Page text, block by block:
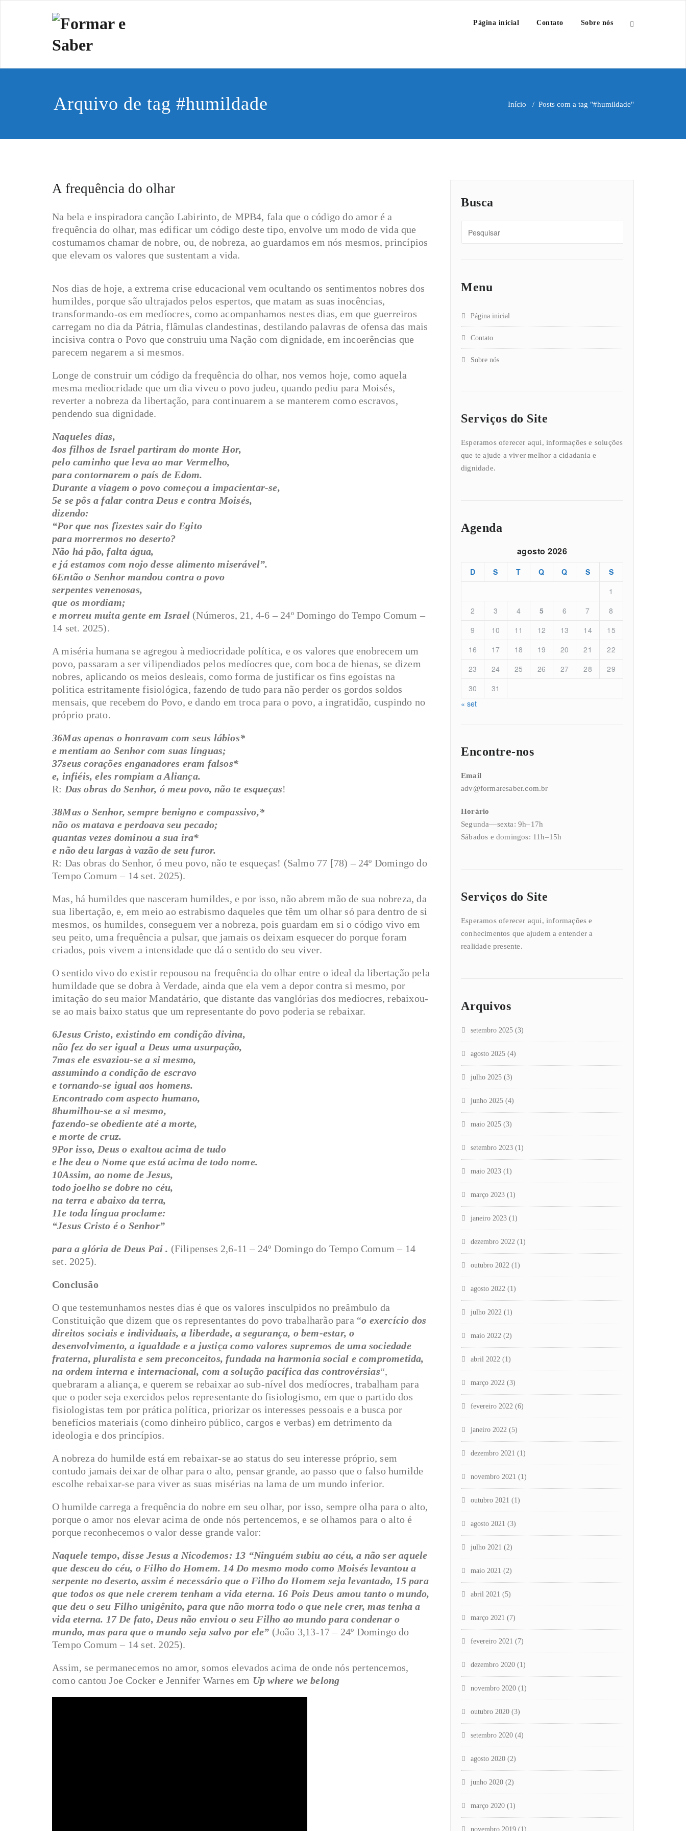
Página inicial Contato Sobre nós
Arquivo de tag #humildade Início / Posts com a tag "#humildade"
A frequência do olhar
Na bela e inspiradora canção Labirinto, de MPB4, fala que o código do amor é a
frequência do olhar, mas edificar um código deste tipo, envolve um modo de vida que
costumamos chamar de nobre, ou, de nobreza, ao guardamos em nós mesmos, princípios
que elevam os valores que sustentam a vida.
Nos dias de hoje, a extrema crise educacional vem ocultando os sentimentos nobres dos
humildes, porque são ultrajados pelos espertos, que matam as suas inocências,
transformando-os em medíocres, como acompanhamos nestes dias, em que guerreiros
carregam no dia da Pátria, flâmulas clandestinas, destilando palavras de ofensa das mais
incisiva contra o Povo que construiu uma Nação com dignidade, em incoerências que
parecem negarem a si mesmos.
Longe de construir um código da frequência do olhar, nos vemos hoje, como aquela
mesma mediocridade que um dia viveu o povo judeu, quando pediu para Moisés,
reverter a nobreza da libertação, para continuarem a se manterem como escravos,
pendendo sua dignidade.
Naqueles dias,
4os filhos de Israel partiram do monte Hor,
pelo caminho que leva ao mar Vermelho,
para contornarem o país de Edom.
Durante a viagem o povo começou a impacientar-se,
5e se pôs a falar contra Deus e contra Moisés,
dizendo:
“Por que nos fizestes sair do Egito
para morrermos no deserto?
Não há pão, falta água,
e já estamos com nojo desse alimento miserável”.
6Então o Senhor mandou contra o povo
serpentes venenosas,
que os mordiam;
e morreu muita gente em Israel (Números, 21, 4-6 – 24º Domingo do Tempo Comum –
14 set. 2025).
A miséria humana se agregou à mediocridade política, e os valores que enobrecem um
povo, passaram a ser vilipendiados pelos medíocres que, com boca de hienas, se dizem
nobres, aplicando os meios desleais, como forma de justificar os fins egoístas na
politica estritamente fisiológica, fazendo de tudo para não perder os gordos soldos
mensais, que recebem do Povo, e dando em troca para o povo, a ingratidão, cuspindo no
próprio prato.
36Mas apenas o honravam com seus lábios*
e mentiam ao Senhor com suas línguas;
37seus corações enganadores eram falsos*
e, infiéis, eles rompiam a Aliança.
R: Das obras do Senhor, ó meu povo, não te esqueças!
38Mas o Senhor, sempre benigno e compassivo,*
não os matava e perdoava seu pecado;
quantas vezes dominou a sua ira*
e não deu largas à vazão de seu furor.
R: Das obras do Senhor, ó meu povo, não te esqueças! (Salmo 77 [78) – 24º Domingo do
Tempo Comum – 14 set. 2025).
Mas, há humildes que nasceram humildes, e por isso, não abrem mão de sua nobreza, da
sua libertação, e, em meio ao estrabismo daqueles que têm um olhar só para dentro de si
mesmos, os humildes, conseguem ver a nobreza, pois guardam em si o código vivo em
seu peito, uma frequência a pulsar, que jamais os deixam esquecer do porque foram
criados, pois vivem a intensidade que dá o sentido do seu viver.
O sentido vivo do existir repousou na frequência do olhar entre o ideal da libertação pela
humildade que se dobra à Verdade, ainda que ela vem a depor contra si mesmo, por
imitação do seu maior Mandatário, que distante das vanglórias dos medíocres, rebaixou-
se ao mais baixo status que um representante do povo poderia se rebaixar.
6Jesus Cristo, existindo em condição divina,
não fez do ser igual a Deus uma usurpação,
7mas ele esvaziou-se a si mesmo,
assumindo a condição de escravo
e tornando-se igual aos homens.
Encontrado com aspecto humano,
8humilhou-se a si mesmo,
fazendo-se obediente até a morte,
e morte de cruz.
9Por isso, Deus o exaltou acima de tudo
e lhe deu o Nome que está acima de todo nome.
10Assim, ao nome de Jesus,
todo joelho se dobre no céu,
na terra e abaixo da terra,
11e toda língua proclame:
“Jesus Cristo é o Senhor”
para a glória de Deus Pai . (Filipenses 2,6-11 – 24º Domingo do Tempo Comum – 14
set. 2025).
Conclusão
O que testemunhamos nestes dias é que os valores insculpidos no preâmbulo da
Constituição que dizem que os representantes do povo trabalharão para “o exercício dos
direitos sociais e individuais, a liberdade, a segurança, o bem-estar, o
desenvolvimento, a igualdade e a justiça como valores supremos de uma sociedade
fraterna, pluralista e sem preconceitos, fundada na harmonia social e comprometida,
na ordem interna e internacional, com a solução pacífica das controvérsias“,
quebraram a aliança, e querem se rebaixar ao sub-nível dos medíocres, trabalham para
que o poder seja exercidos pelos representante do fisiologismo, em que o partido dos
fisiologistas tem por prática política, priorizar os interesses pessoais e a busca por
benefícios materiais (como dinheiro público, cargos e verbas) em detrimento da
ideologia e dos princípios.
A nobreza do humilde está em rebaixar-se ao status do seu interesse próprio, sem
contudo jamais deixar de olhar para o alto, pensar grande, ao passo que o falso humilde
escolhe rebaixar-se para viver as suas misérias na lama de um mundo inferior.
O humilde carrega a frequência do nobre em seu olhar, por isso, sempre olha para o alto,
porque o amor nos elevar acima de onde nós pertencemos, e se olhamos para o alto é
porque reconhecemos o valor desse grande valor:
Naquele tempo, disse Jesus a Nicodemos: 13 “Ninguém subiu ao céu, a não ser aquele
que desceu do céu, o Filho do Homem. 14 Do mesmo modo como Moisés levantou a
serpente no deserto, assim é necessário que o Filho do Homem seja levantado, 15 para
que todos os que nele crerem tenham a vida eterna. 16 Pois Deus amou tanto o mundo,
que deu o seu Filho unigênito, para que não morra todo o que nele crer, mas tenha a
vida eterna. 17 De fato, Deus não enviou o seu Filho ao mundo para condenar o
mundo, mas para que o mundo seja salvo por ele” (João 3,13-17 – 24º Domingo do
Tempo Comum – 14 set. 2025).
Assim, se permanecemos no amor, somos elevados acima de onde nós pertencemos,
como cantou Joe Cocker e Jennifer Warnes em Up where we belong
Busca
Menu
Página inicial
Contato
Sobre nós
Serviços do Site
Esperamos oferecer aqui, informações e soluções
que te ajude a viver melhor a cidadania e
dignidade.
Agenda
agosto 2026
D S T Q Q S
S
1
2
3 4 5 6 7
8
9
10 11 12 13 14
15
16
17 18 19 20 21
22
23
24 25 26 27 28
29
30
31
« set
Encontre-nos
Email
adv@formaresaber.com.br
Horário
Segunda—sexta: 9h–17h
Sábados e domingos: 11h–15h
Serviços do Site
Esperamos oferecer aqui, informações e
conhecimentos que ajudem a entender a
realidade presente.
Arquivos
setembro 2025 (3)
agosto 2025 (4)
julho 2025 (3)
junho 2025 (4)
maio 2025 (3)
setembro 2023 (1)
maio 2023 (1)
março 2023 (1)
janeiro 2023 (1)
dezembro 2022 (1)
outubro 2022 (1)
agosto 2022 (1)
julho 2022 (1)
maio 2022 (2)
abril 2022 (1)
março 2022 (3)
fevereiro 2022 (6)
janeiro 2022 (5)
dezembro 2021 (1)
novembro 2021 (1)
outubro 2021 (1)
agosto 2021 (3)
julho 2021 (2)
maio 2021 (2)
abril 2021 (5)
março 2021 (7)
fevereiro 2021 (7)
dezembro 2020 (1)
novembro 2020 (1)
outubro 2020 (3)
setembro 2020 (4)
agosto 2020 (2)
junho 2020 (2)
março 2020 (1)
novembro 2019 (1)